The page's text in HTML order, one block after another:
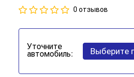
0 отзывов
Уточните
автомобиль: Выберите